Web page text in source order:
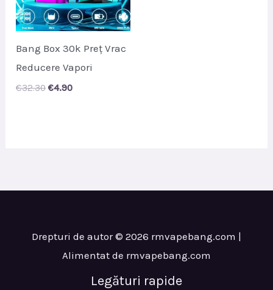
Bang Box 30k Preț Vrac
Reducere Vapori
€32.30 Original
€4.90Current
Drepturi de autor © 2026 rmvapebang.com |
Alimentat de rmvapebang.com
Legături rapide